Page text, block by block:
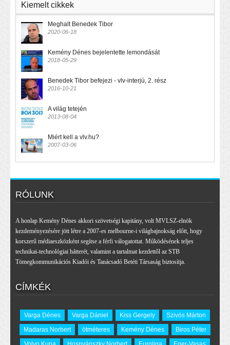
Kiemelt cikkek
Meghalt Benedek Tibor
2020-06-18
Kemény Dénes bejelentette lemondását
2018-05-29
Benedek Tibor befejezi - vlv-interjú, 2. rész
2016-10-21
A világ tetején
2013-08-04
Miért kell a vlv.hu?
2007-03-06
RÓLUNK
A honlap Kemény Dénes akkori szövetségi kapitány, volt MVLSZ-elnök
kezdeményezésére jött létre a 2007-es melbourne-i világbajnokság előtt, hogy
korszerű médiaeszközként segítse a férfi válogatottat. Működésének teljes
technikai-technológiai hátterét, valamint a tartalmat kezdettől az STB
Tömegkommunikációs Kiadói és Tanácsadó Betéti Társaság biztosítja.
CÍMKÉK
Varga Dénes Varga Dániel Kiss Gergely
Szivós Márton
Madaras Norbert
ötméteres Kemény Dénes
Biros Péter